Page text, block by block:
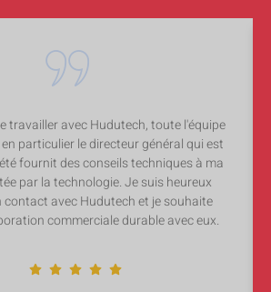
travailler avec Hudutech, toute l'équipe
particulier le directeur général qui est
fournit des conseils techniques à ma
par la technologie. Je suis heureux
contact avec Hudutech et je souhaite
commerciale durable avec eux.